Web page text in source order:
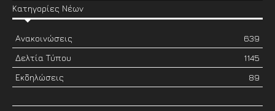
Κατηγορίες Νέων
Ανακοινώσεις
639
Δελτία Τύπου
1145
Εκδηλώσεις
89